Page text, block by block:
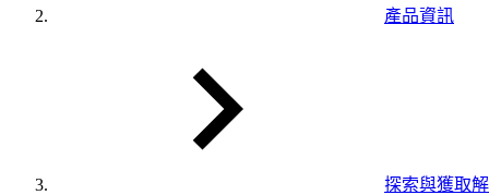
產品資訊
探索與獲取